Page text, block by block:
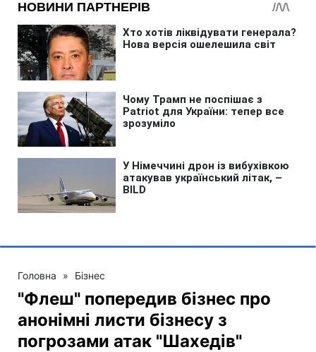
Головна » Бізнес
"Флеш" попередив бізнес про
анонімні листи бізнесу з
погрозами атак "Шахедів"